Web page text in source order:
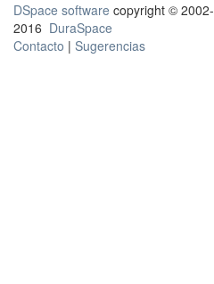
DSpace software copyright © 2002-
2016 DuraSpace
Contacto | Sugerencias